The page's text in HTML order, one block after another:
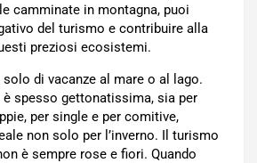
camminate in montagna, puoi
del turismo e contribuire alla
preziosi ecosistemi.
solo di vacanze al mare o al lago.
spesso gettonatissima, sia per
per single e per comitive,
non solo per l’inverno. Il turismo
è sempre rose e fiori. Quando